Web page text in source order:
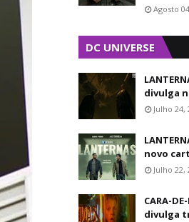
Agosto
DC UNIVERSE
divulga
Julho 24,
novo
Julho 22,
CARA-
divulga